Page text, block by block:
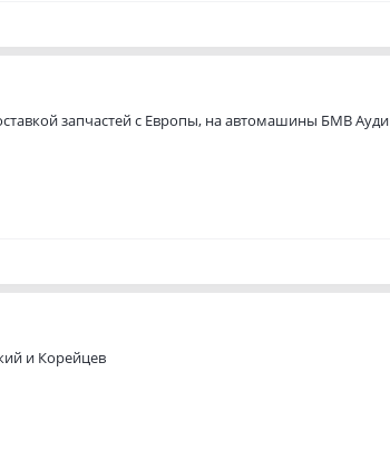
запчастей с Европы, на автомашины БМВ Ауди
и Корейцев